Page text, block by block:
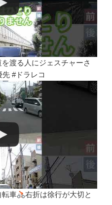
渡る人にジェスチャーさ
#ドラレコ
転車
右折は徐行が大切と